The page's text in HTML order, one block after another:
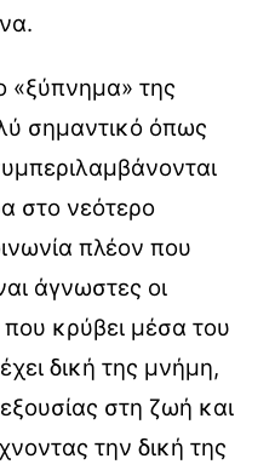
«ξύπνημα» της
σημαντικό όπως
στο νεότερο
πλέον που
άγνωστες οι
που κρύβει μέσα του
δική της μνήμη,
στη ζωή και
την δική της